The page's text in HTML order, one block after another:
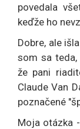
povedala
keďže ho
Dobre, ale
som sa
že pani
Claude Van
poznačené
Moja otázka -